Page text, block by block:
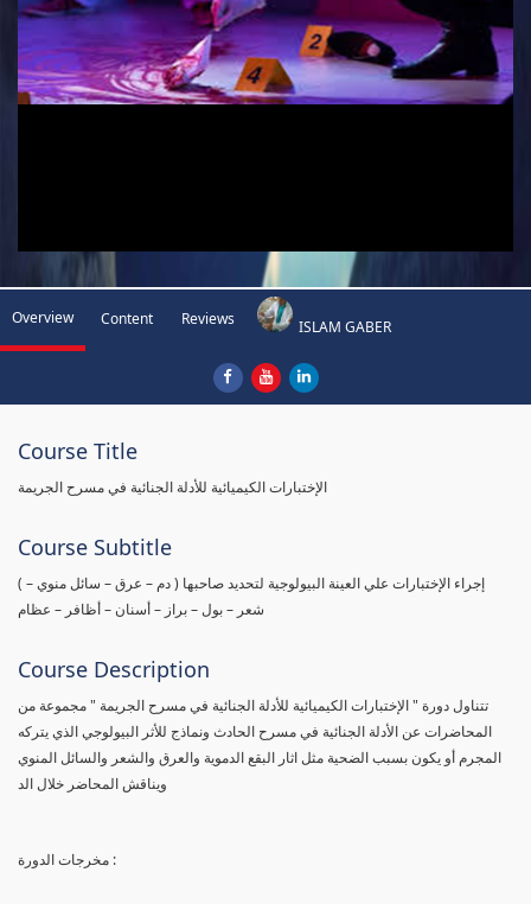
Overview Content Reviews ISLAM GABER
Course Title
الإختبارات الكيميائية للأدلة الجنائية في مسرح الجريمة
Course Subtitle
( إجراء الإختبارات علي العينة البيولوجية لتحديد صاحبها ( دم – عرق – سائل منوي –
شعر – بول – براز – أسنان – أظافر – عظام
Course Description
تتناول دورة " الإختبارات الكيميائية للأدلة الجنائية في مسرح الجريمة " مجموعة من
المحاضرات عن الأدلة الجنائية في مسرح الحادث ونماذج للأثر البيولوجي الذي يتركه
المجرم أو يكون بسبب الضحية مثل اثار البقع الدموية والعرق والشعر والسائل المنوي
ويناقش المحاضر خلال الد
مخرجات الدورة :